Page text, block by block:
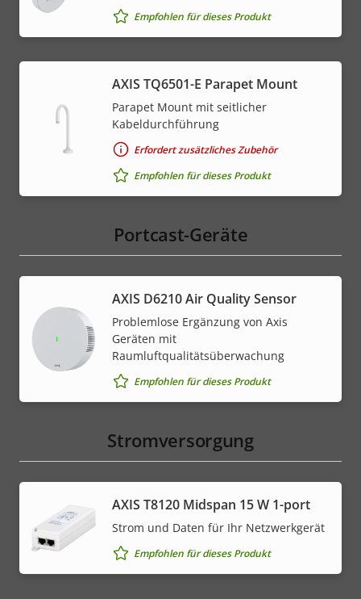
Empfohlen für dieses Produkt
AXIS TQ6501-E Parapet Mount
Parapet Mount mit seitlicher
Kabeldurchführung
Erfordert zusätzliches Zubehör
Empfohlen für dieses Produkt
Portcast-Geräte
AXIS D6210 Air Quality Sensor
Problemlose Ergänzung von Axis
Geräten mit
Raumluftqualitätsüberwachung
Empfohlen für dieses Produkt
Stromversorgung
AXIS T8120 Midspan 15 W 1-port
Strom und Daten für Ihr Netzwerkgerät
Empfohlen für dieses Produkt